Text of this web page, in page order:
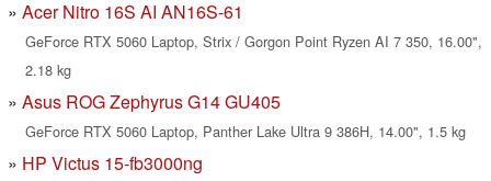
Acer Nitro 16S AI AN16S-61
GeForce RTX 5060 Laptop, Strix / Gorgon Point Ryzen AI 7 350, 16.00",
2.18 kg
Asus ROG Zephyrus G14 GU405
GeForce RTX 5060 Laptop, Panther Lake Ultra 9 386H, 14.00", 1.5 kg
HP Victus 15-fb3000ng